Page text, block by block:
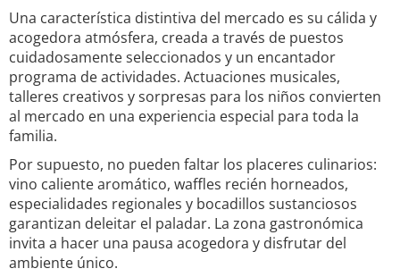
Una característica distintiva del mercado es su cálida y
acogedora atmósfera, creada a través de puestos
cuidadosamente seleccionados y un encantador
programa de actividades. Actuaciones musicales,
talleres creativos y sorpresas para los niños convierten
al mercado en una experiencia especial para toda la
familia.
Por supuesto, no pueden faltar los placeres culinarios:
vino caliente aromático, waffles recién horneados,
especialidades regionales y bocadillos sustanciosos
garantizan deleitar el paladar. La zona gastronómica
invita a hacer una pausa acogedora y disfrutar del
ambiente único.